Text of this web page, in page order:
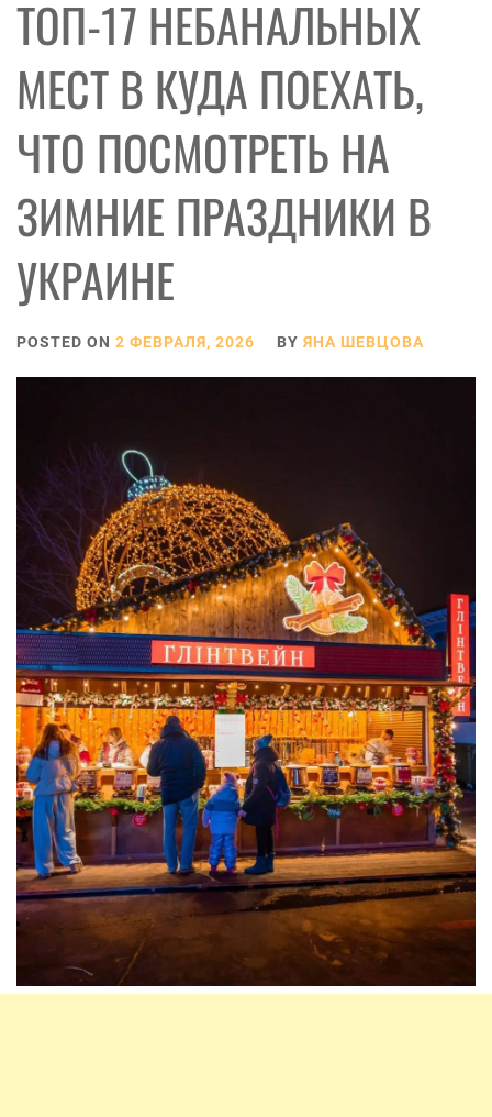
ТОП-17 НЕБАНАЛЬНЫХ
МЕСТ В КУДА ПОЕХАТЬ,
ЧТО ПОСМОТРЕТЬ НА
ЗИМНИЕ ПРАЗДНИКИ В
УКРАИНЕ
POSTED ON 2 ФЕВРАЛЯ, 2026 BY ЯНА ШЕВЦОВА